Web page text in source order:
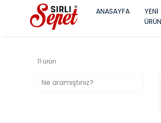
ANASAYFA
YENİ
11 ürün